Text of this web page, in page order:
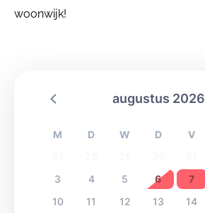
woonwijk!
augustus 2026
M D W D V
3
4 5 6 7
10
11 12 13 14